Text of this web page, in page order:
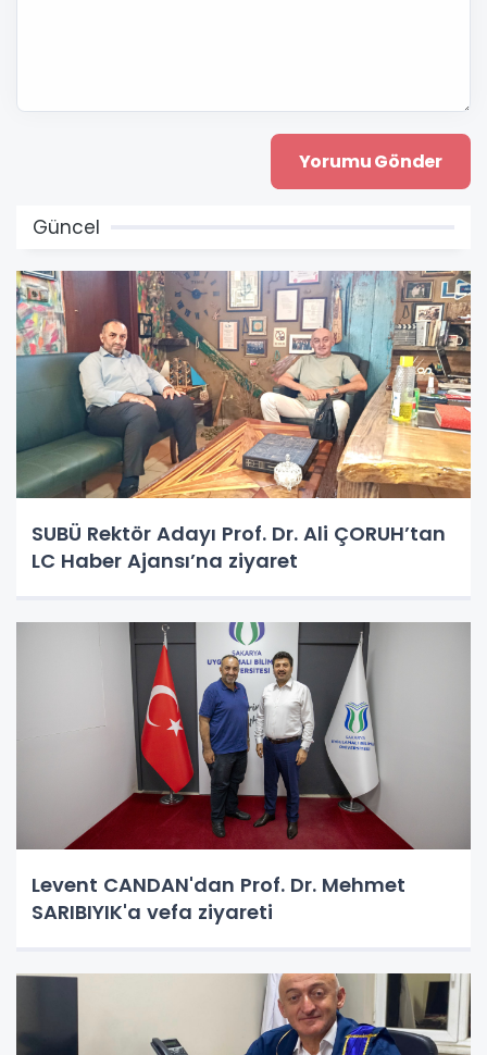
Güncel
SUBÜ Rektör Adayı Prof. Dr. Ali ÇORUH’tan
LC Haber Ajansı’na ziyaret
Levent CANDAN'dan Prof. Dr. Mehmet
SARIBIYIK'a vefa ziyareti